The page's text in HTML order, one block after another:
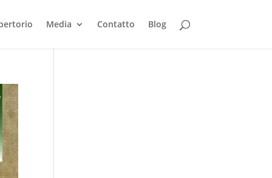
Media Contatto Blog